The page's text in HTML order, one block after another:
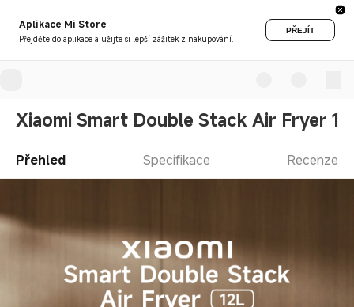
Aplikace Mi Store
Přejděte do aplikace a užijte si lepší zážitek z nakupování.
PŘEJÍT
Xiaomi Smart Double Stack Air Fryer 12l
Přehled Specifikace Recenze